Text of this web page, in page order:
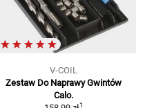
V-COIL
Zestaw Do Naprawy Gwintów
Calo.
1